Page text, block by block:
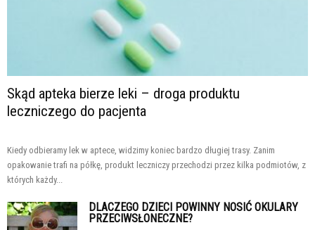
Skąd apteka bierze leki – droga produktu
leczniczego do pacjenta
Kiedy odbieramy lek w aptece, widzimy koniec bardzo długiej trasy. Zanim
opakowanie trafi na półkę, produkt leczniczy przechodzi przez kilka podmiotów, z
których każdy...
DLACZEGO DZIECI POWINNY NOSIĆ OKULARY
PRZECIWSŁONECZNE?